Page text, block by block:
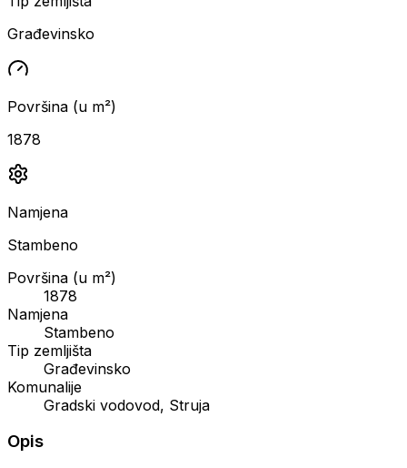
Građevinsko
Površina (u m²)
1878
Namjena
Stambeno
Površina (u m²)
1878
Namjena
Stambeno
Tip zemljišta
Građevinsko
Komunalije
Gradski vodovod, Struja
Opis